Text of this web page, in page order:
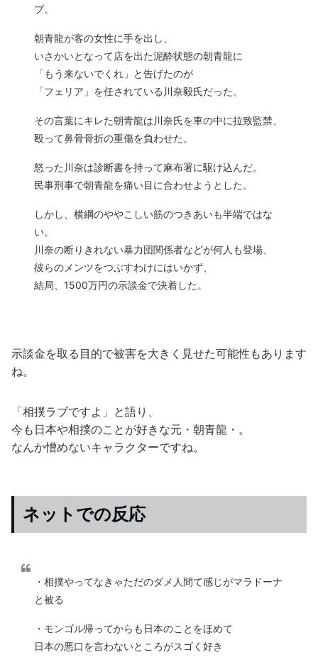
ブ。
朝青龍が客の女性に手を出し、
いさかいとなって店を出た泥酔状態の朝青龍に
「もう来ないでくれ」と告げたのが
「フェリア」を任されている川奈毅氏だった。
その言葉にキレた朝青龍は川奈氏を車の中に拉致監禁、
殴って鼻骨骨折の重傷を負わせた。
怒った川奈は診断書を持って麻布署に駆け込んだ。
民事刑事で朝青龍を痛い目に合わせようとした。
しかし、横綱のややこしい筋のつきあいも半端ではな
い。
川奈の断りきれない暴力団関係者などが何人も登場、
彼らのメンツをつぶすわけにはいかず、
結局、1500万円の示談金で決着した。
示談金を取る目的で被害を大きく見せた可能性もあります
ね。
「相撲ラブですよ」と語り、
今も日本や相撲のことが好きな元・朝青龍・。
なんか憎めないキャラクターですね。
ネットでの反応
・相撲やってなきゃただのダメ人間て感じがマラドーナ
と被る
・モンゴル帰ってからも日本のことをほめて
日本の悪口を言わないところがスゴく好き